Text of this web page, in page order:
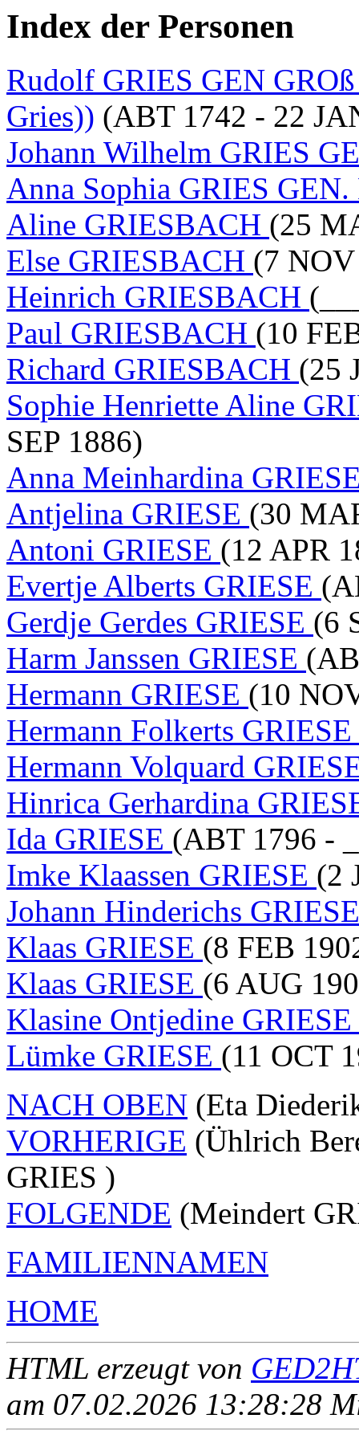
Index der Personen
Rudolf GRIES GEN
Gries)) (ABT 1742 - 22
Johann Wilhelm GRIES
Anna Sophia GRIES
Aline GRIESBACH (25
Else GRIESBACH (7
Heinrich GRIESBACH
Paul GRIESBACH (10
Richard GRIESBACH (25
Sophie Henriette Aline
SEP 1886)
Anna Meinhardina
Antjelina GRIESE (30
Antoni GRIESE (12 APR
Evertje Alberts GRIESE
Gerdje Gerdes GRIESE (6
Harm Janssen GRIESE
Hermann GRIESE (10
Hermann Folkerts GRIESE
Hermann Volquard
Hinrica Gerhardina
Ida GRIESE (ABT 1796 -
Imke Klaassen GRIESE (2
Johann Hinderichs
Klaas GRIESE (8 FEB
Klaas GRIESE (6 AUG
Klasine Ontjedine GRIESE
Lümke GRIESE (11 OCT
NACH OBEN (Eta
VORHERIGE (Ühlrich
GRIES )
FOLGENDE (Meindert
FAMILIENNAMEN
HOME
HTML erzeugt von
am 07.02.2026 13:28:28